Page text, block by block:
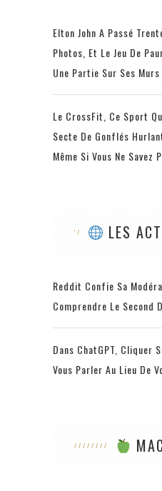
Elton John A Passé
Photos, Et Le Jeu De
Une Partie Sur Ses Murs
Le CrossFit, Ce Sport
Secte De Gonflés
Même Si Vous Ne Savez
LES
Reddit Confie Sa
Comprendre Le Second
Dans ChatGPT, Cliquer
Vous Parler Au Lieu De